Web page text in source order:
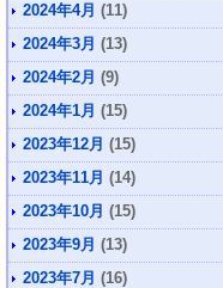
2024年4月 (11)
2024年3月 (13)
2024年2月 (9)
2024年1月 (15)
2023年12月 (15)
2023年11月 (14)
2023年10月 (15)
2023年9月 (13)
2023年7月 (16)